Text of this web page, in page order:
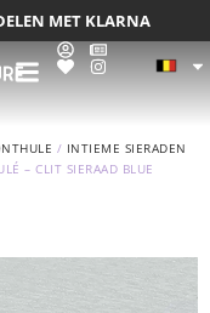
MET KLARNA
/ INTIEME SIERADEN
– CLIT SIERAAD BLUE